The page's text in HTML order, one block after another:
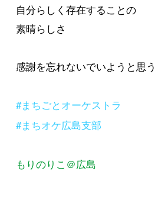
自分らしく存在することの
素晴らしさ
感謝を忘れないでいようと思う
#まちごとオーケストラ
#まちオケ広島支部
もりのりこ＠広島